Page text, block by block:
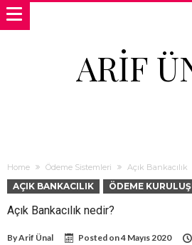
ARIF
Home Ödeme Sistemleri Açık Bankacılık
AÇIK BANKACILIK ÖDEME
Açık Bankacılık nedir?
ByArif Ünal Posted on4 Mayıs 2020